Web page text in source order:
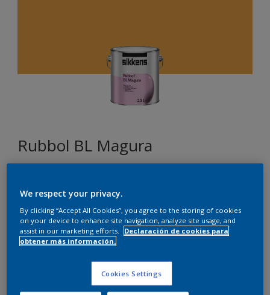
Rubbol BL Magura
Tamaño
Calculadora de pintura
We respect your privacy.
By clicking “Accept All Cookies”, you agree to the storing of cookies
on your device to enhance site navigation, analyze site usage, and
assist in our marketing efforts.
Declaración de cookies para
obtener más información.
Cookies Settings